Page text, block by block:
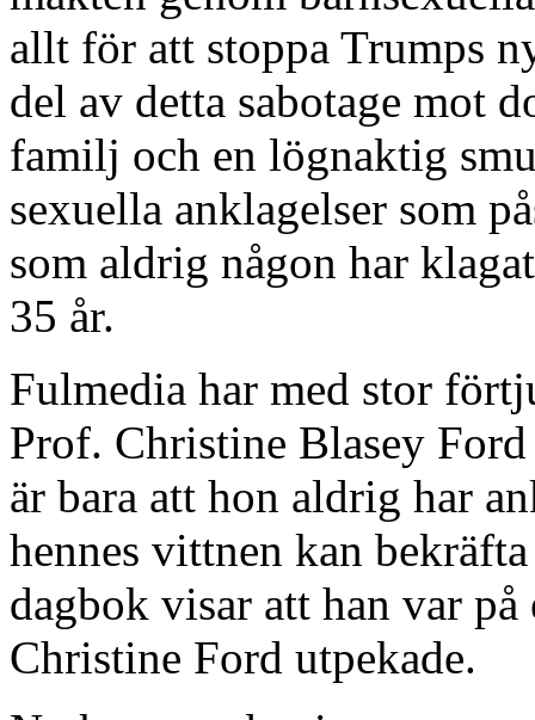
allt för att stoppa Trumps
del av detta sabotage mot
familj och en lögnaktig
sexuella anklagelser som
som aldrig någon har
35 år.
Fulmedia har med stor
Prof. Christine Blasey
är bara att hon aldrig har
hennes vittnen kan
dagbok visar att han var
Christine Ford utpekade.